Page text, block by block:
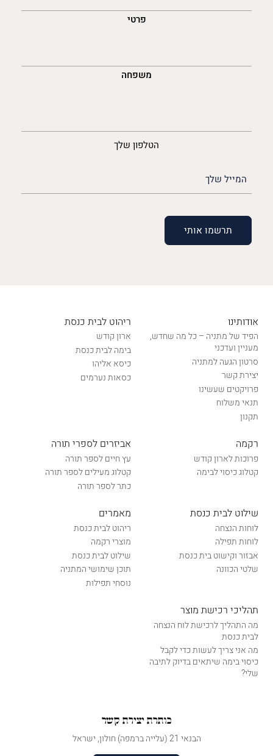
פרטי
משפחה
הטלפון שלך
(חובה)
אודותינו
הפיד של מתניה – כל מה שחדש,
מעניין ועדכני
סרטון הגעה למתניה
יצירת קשר
פרויקטים שעשינו
תנאי משלוח
תקנון
ריהוט לבית כנסת
ארון קודש
בימה לבית כנסת
כיסא אליהו
כסאות נערמים
רקמה
פרוכות לארון קודש
קטלוג כיסוי לבימה
אביזרים לספרי תורה
עץ חיים לספר תורה
קטלוג מעילים לספר תורה
כתר לספר תורה
שילוט לבית כנסת
לוחות הנצחה
לוחות תפילה
אבזור וקישוט בית כנסת
שלטי הכוונה
מאמרים
ריהוט לבית כנסת
מוצרי רקמה
שילוט לבית כנסת
תוכן שימושי המתניה
נוסחי תפילות
תהליכי רכישת מוצר
מה התהליך לרכישת לוח הנצחה
לבית כנסת
מה אני צריך לעשות כדי לקבל
כיסוי בימה שיתאים בדיוק לתיבה
שלי?
כותרת יצירת קשר
הבנאי 21 (עלייה ברמפה) חולון, ישראל